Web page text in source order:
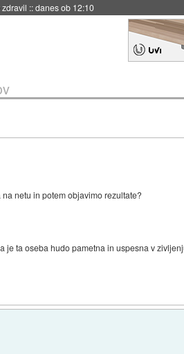
dve leti::danes ob 11:37
netu in potem objavimo rezultate?
je ta oseba hudo pametna in uspesna v